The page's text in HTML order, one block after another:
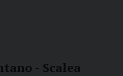
- Scalea